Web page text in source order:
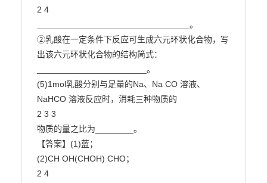
2 4
________________________________。
②乳酸在一定条件下反应可生成六元环状化合物，写
出该六元环状化合物的结构简式：
_______________________。
(5)1mol乳酸分别与足量的Na、Na CO 溶液、
NaHCO 溶液反应时，消耗三种物质的
2 3 3
物质的量之比为________。
【答案】(1)蓝；
(2)CH OH(CHOH) CHO；
2 4